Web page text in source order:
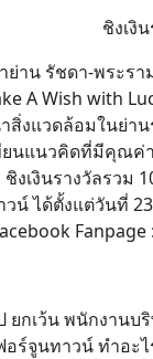
ชิงเงิ
าน รัชดา-พระรา
A Wish with
งแวดล้อมในย่
แนวคิดที่มีคุณค่
เงินรางวัลรวม
น์ ได้ตั้งแต่วันที่
Fanpage
ยกเว้น พนักงา
ร์จูนทาวน์ ทำอะ